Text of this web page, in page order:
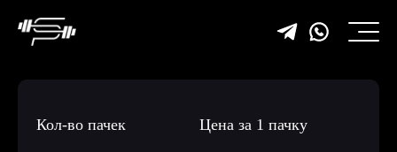
Кол-во пачек Цена за 1 пачку